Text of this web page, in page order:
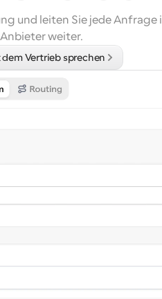
und leiten Sie jede Anfrage
weiter.
Vertrieb sprechen